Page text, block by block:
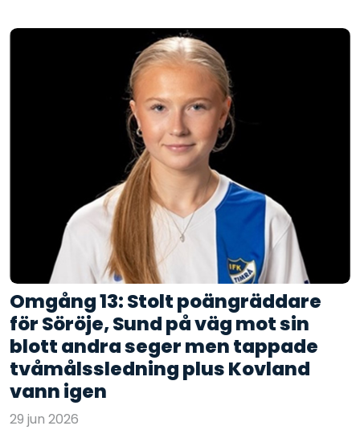
Omgång 13: Stolt poängräddare
för Söröje, Sund på väg mot sin
blott andra seger men tappade
tvåmålssledning plus Kovland
vann igen
29 jun 2026